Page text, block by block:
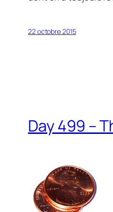
22 octobre 2015
Day 499 –